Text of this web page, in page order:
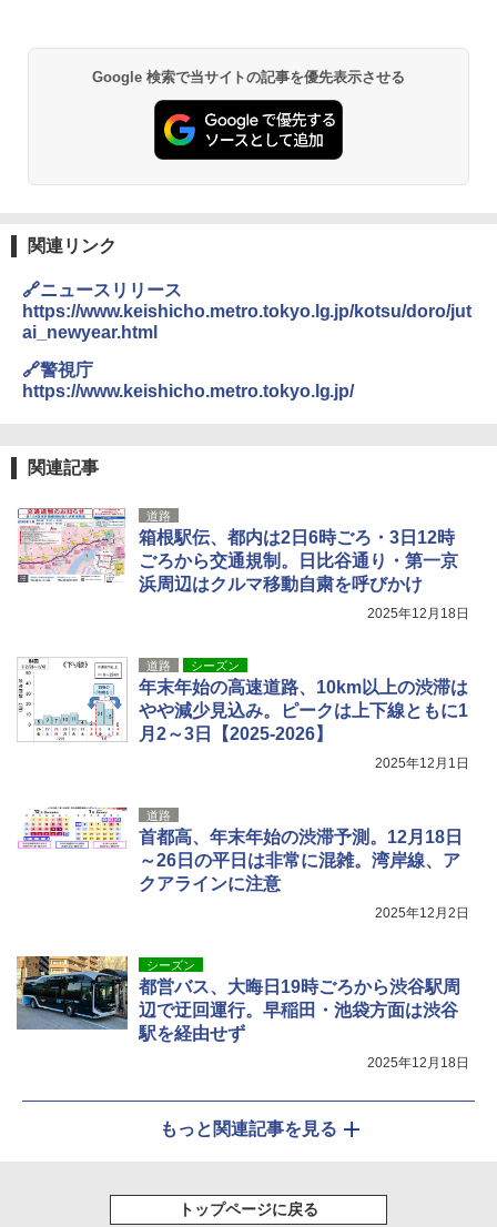
ENDLESS BASE 《めざましテレビで紹介》
テント ワンタッチ RENEW 幅200 2-3人用 43
500002(88859)
￥5,999
人用 折りたたみ 防災グッズ 災害用トイレ ビ
ーチ ピクニック ポップアップテント 携帯 簡
易 トイレテント (オリーブ)
￥9,990
[キャンパーズコレクション 山善] 傘みたいに
広げるだけ パッとサッとテント キューブワ
ッシュ 4人用 簡単設置 ポップアップテント P
ATCW-150B エクルベージュ
￥-
GRANDOOR ステンレス保冷剤 2個セット 2
026リニューアル 急速冷凍 空間倍増 衛生的
コンパクト 保冷力長持ち
￥2,980
￥680
【日本企業販売】超強力クマ対策スプレー 30
0ml（連続噴射30秒）110ml（連続噴射15
￥3,680
ポインターライト 強力 小型 緑色/赤色/青紫色
USB充電式 高精度 超長距離照射 長時間使用
ンパクト多機能設計 持ち運び便利 アウトド
ア/オフィス/教育現場/展示会用 緑
￥1,180
Google 検索で当サイトの記事を優先表示させる
関連リンク
🔗ニュースリリース
https://www.keishicho.metro.tokyo.lg.jp/kotsu/doro/jut
ai_newyear.html
🔗警視庁
https://www.keishicho.metro.tokyo.lg.jp/
関連記事
道路
箱根駅伝、都内は2日6時ごろ・3日12時
ごろから交通規制。日比谷通り・第一京
浜周辺はクルマ移動自粛を呼びかけ
2025年12月18日
道路 シーズン
年末年始の高速道路、10km以上の渋滞は
やや減少見込み。ピークは上下線ともに1
月2～3日【2025-2026】
2025年12月1日
道路
首都高、年末年始の渋滞予測。12月18日
～26日の平日は非常に混雑。湾岸線、ア
クアラインに注意
2025年12月2日
シーズン
都営バス、大晦日19時ごろから渋谷駅周
辺で迂回運行。早稲田・池袋方面は渋谷
駅を経由せず
2025年12月18日
もっと関連記事を見る
トップページに戻る